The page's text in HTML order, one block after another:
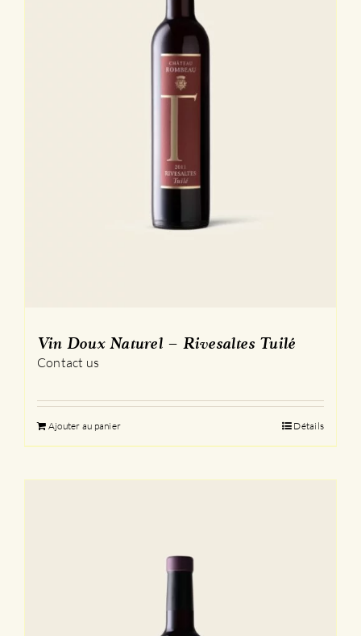
Vin Doux Naturel – Rivesaltes Tuilé
Contact us
Ajouter au panier Détails